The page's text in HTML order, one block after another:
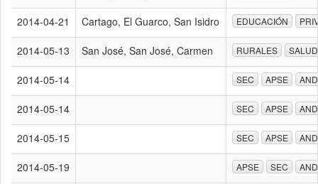
2014-04-21 Cartago, El Guarco, San Isidro EDUCACIÓN
2014-05-13 San José, San José, Carmen RURALES SALUD
2014-05-14 SEC APSE
2014-05-14 SEC APSE
2014-05-15 SEC APSE
2014-05-19 APSE SEC